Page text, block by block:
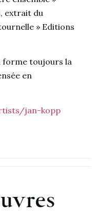
extrait du
» Editions
forme toujours la
en
jan-kopp